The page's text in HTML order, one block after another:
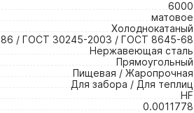
6000
матовое
Холоднокатаный
/ ГОСТ 30245-2003 / ГОСТ 8645-68
Нержавеющая сталь
Прямоугольный
Пищевая / Жаропрочная
Для забора / Для теплиц
HF
0.0011778